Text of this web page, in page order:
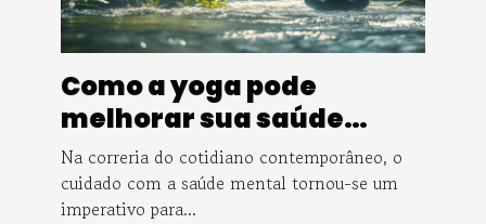
Como a yoga pode
melhorar sua saúde
mental
Na correria do cotidiano contemporâneo, o
cuidado com a saúde mental tornou-se um
imperativo para...